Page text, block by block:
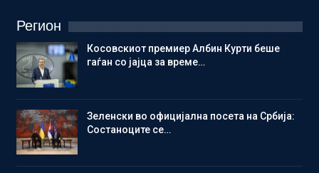
Регион
Косовскиот премиер Албин Курти беше
гаѓан со јајца за време…
Зеленски во официјална посета на Србија:
Состаноците се…